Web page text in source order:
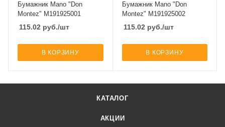
Бумажник Mano "Don
Montez" M191925001
115.02 руб./шт
В КОРЗИНУ
Бумажник Mano "Don
Montez" M191925002
115.02 руб./шт
В КОРЗИНУ
КАТАЛОГ
АКЦИИ